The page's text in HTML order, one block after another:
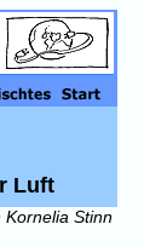
Luft
Kornelia Stinn